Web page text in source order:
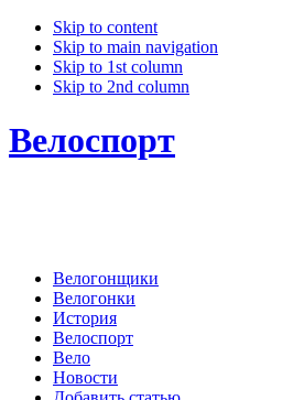
Skip to content
Skip to main navigation
Skip to 1st column
Skip to 2nd column
Велоспорт
Велогонщики
Велогонки
История
Велоспорт
Вело
Новости